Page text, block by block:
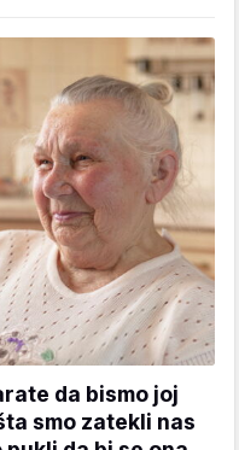
da bismo joj
smo zatekli nas